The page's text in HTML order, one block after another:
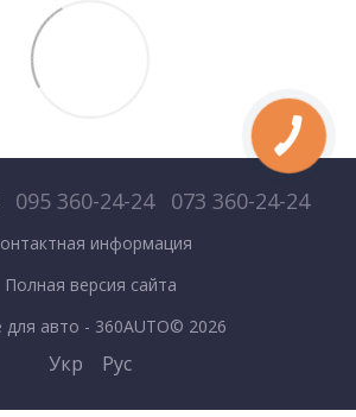
095 360-24-24 073 360-24-24
информация
Полная версия сайта
для авто - 360AUTO© 2026
Укр Рус